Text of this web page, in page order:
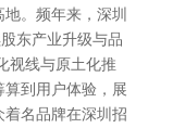
。频年来，深圳
东产业升级与品
视线与原土化推
到用户体验，展
名品牌在深圳招